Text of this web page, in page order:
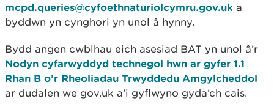
mcpd.queries@cyfoethnaturiolcymru.gov.uk a
byddwn yn cynghori yn unol â hynny.
Bydd angen cwblhau eich asesiad BAT yn unol â’r
Nodyn cyfarwyddyd technegol hwn ar gyfer 1.1
Rhan B o’r Rheoliadau Trwyddedu Amgylcheddol
ar dudalen we gov.uk a’i gyflwyno gyda’ch cais.